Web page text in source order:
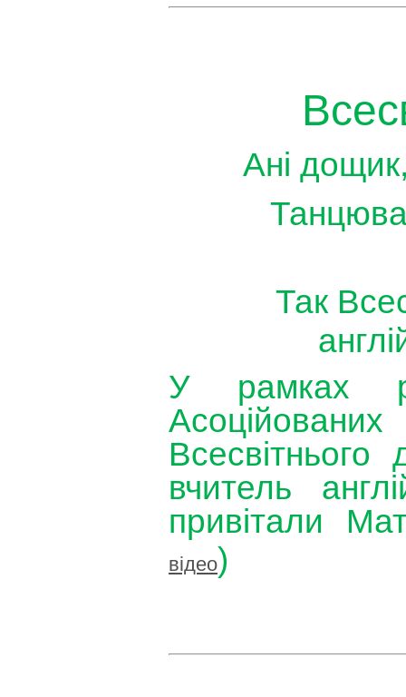
Ані дощик
Так
У
рамках
Асоційованих
Всесвітнього
вчитель
привітали
відео)